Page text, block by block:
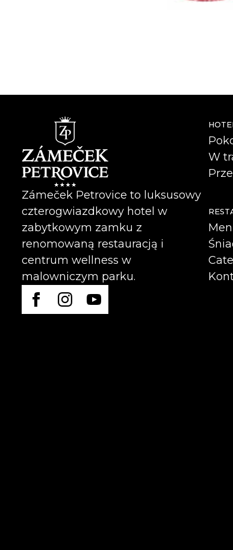
Zámeček Petrovice to luksusowy
czterogwiazdkowy hotel w
zabytkowym zamku z
renomowaną restauracją i
centrum wellness w
malowniczym parku.
W